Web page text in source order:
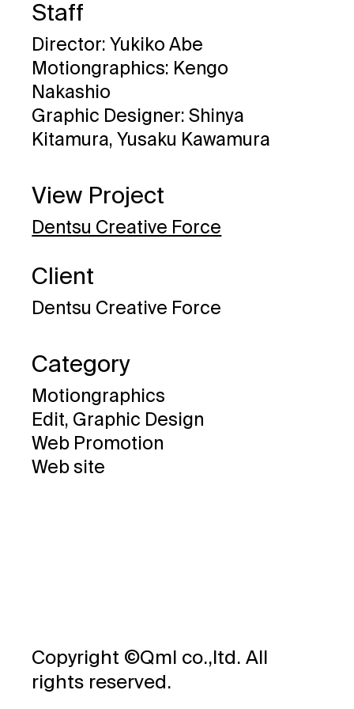
Staff
Director: Yukiko Abe
Motiongraphics: Kengo
Nakashio
Graphic Designer: Shinya
Kitamura, Yusaku Kawamura
View Project
Dentsu Creative Force
Client
Dentsu Creative Force
Category
Motiongraphics
Edit, Graphic Design
Web Promotion
Web site
Copyright ©Qml co.,ltd. All
rights reserved.